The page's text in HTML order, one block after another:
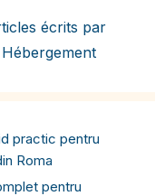
écrits par
Hébergement
practic pentru
Roma
pentru